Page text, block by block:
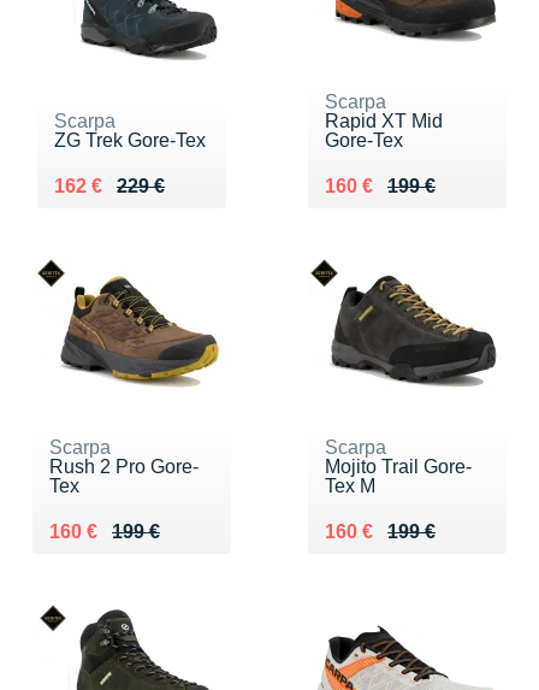
Scarpa
ZG Trek Gore-Tex
229 €
Au lieu de 229 €
162 €
Vendu 162 €
Scarpa
Rapid XT Mid
Gore-Tex
199 €
Au lieu de 199 €
160 €
Vendu 160 €
Scarpa
Rush 2 Pro Gore-
Tex
199 €
Au lieu de 199 €
160 €
Vendu 160 €
Scarpa
Mojito Trail Gore-
Tex M
199 €
Au lieu de 199 €
160 €
Vendu 160 €